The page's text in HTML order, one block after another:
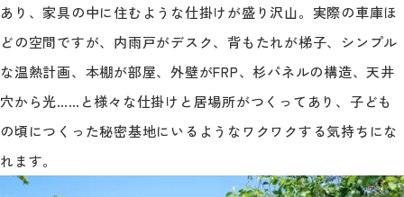
あり、家具の中に住むような仕掛けが盛り沢山。実際の車庫ほ
どの空間ですが、内雨戸がデスク、背もたれが梯子、シンプル
な温熱計画、本棚が部屋、外壁がFRP、杉パネルの構造、天井
穴から光……と様々な仕掛けと居場所がつくってあり、子ども
の頃につくった秘密基地にいるようなワクワクする気持ちにな
れます。